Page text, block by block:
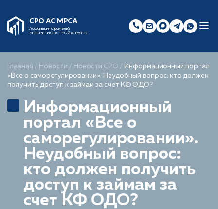
СРО АС МРСА
Ассоциация строителей
МЕЖРЕГИОНСТРОЙАЛЬЯНС
Главная / Новости / Новости СРО / Информационный портал
«Все о саморегулировании». Неудобный вопрос: кто должен
получить доступ к займам за счет КФ ОДО?
Информационный
портал «Все о
саморегулировании».
Неудобный вопрос:
кто должен получить
доступ к займам за
счет КФ ОДО?